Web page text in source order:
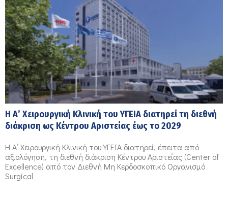
Η Α’ Χειρουργική Κλινική του ΥΓΕΙΑ διατηρεί τη διεθνή
διάκριση ως Κέντρου Αριστείας έως το 2029
Η Α’ Χειρουργική Κλινική του ΥΓΕΙΑ διατηρεί, έπειτα από
αξιολόγηση, τη διεθνή διάκριση Κέντρου Αριστείας (Center of
Excellence) από τον Διεθνή Μη Κερδοσκοπικό Οργανισμό
Surgical